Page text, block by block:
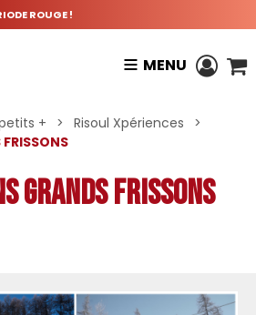
ROUGE !
MENU
+ > Risoul Xpériences
>
GRANDS FRISSONS